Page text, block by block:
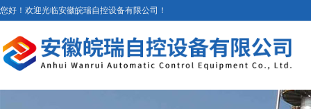
您好！欢迎光临安徽皖瑞自控设备有限公司！